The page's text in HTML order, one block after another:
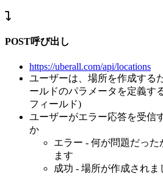
POST呼び出し
https://uberall.com/api/locations
ユーザーは、場所を作成する
ールドのパラメータを定義す
フィールド)
ユーザーがエラー応答を受信
か
エラー - 何が問題だっ
ます
成功 - 場所が作成され